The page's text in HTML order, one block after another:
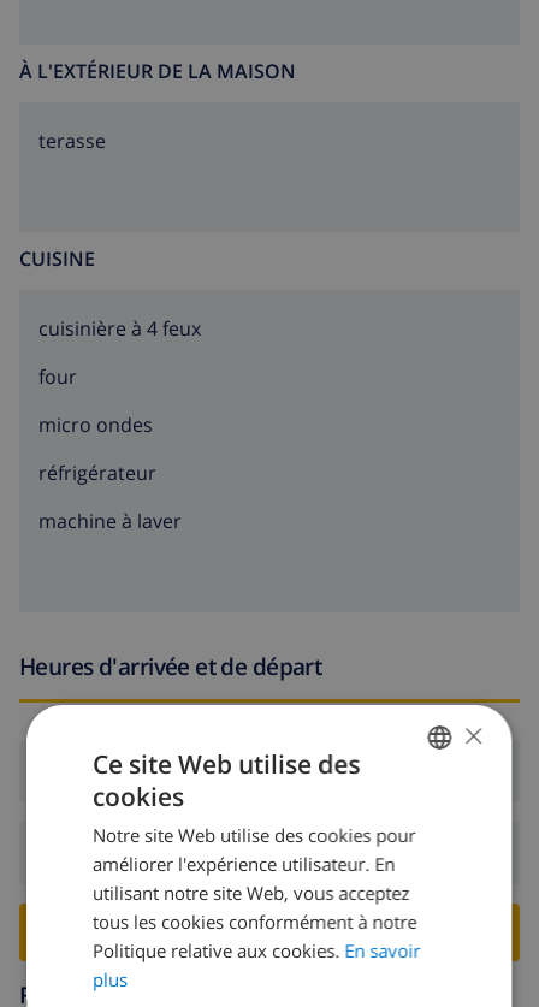
À L'EXTÉRIEUR DE LA MAISON
terasse
CUISINE
cuisinière à 4 feux
four
micro ondes
réfrigérateur
machine à laver
Heures d'arrivée et de départ
Arrivée:De 16:00 avant 19:00
Départ: Avant: 10:00
RESERVER CETTE VILLA ›
Région
DUTCH
SPANISH
GERMAN
×
Ce site Web utilise des
cookies
Notre site Web utilise des cookies pour
améliorer l'expérience utilisateur. En
utilisant notre site Web, vous acceptez
tous les cookies conformément à notre
Politique relative aux cookies. En savoir
plus